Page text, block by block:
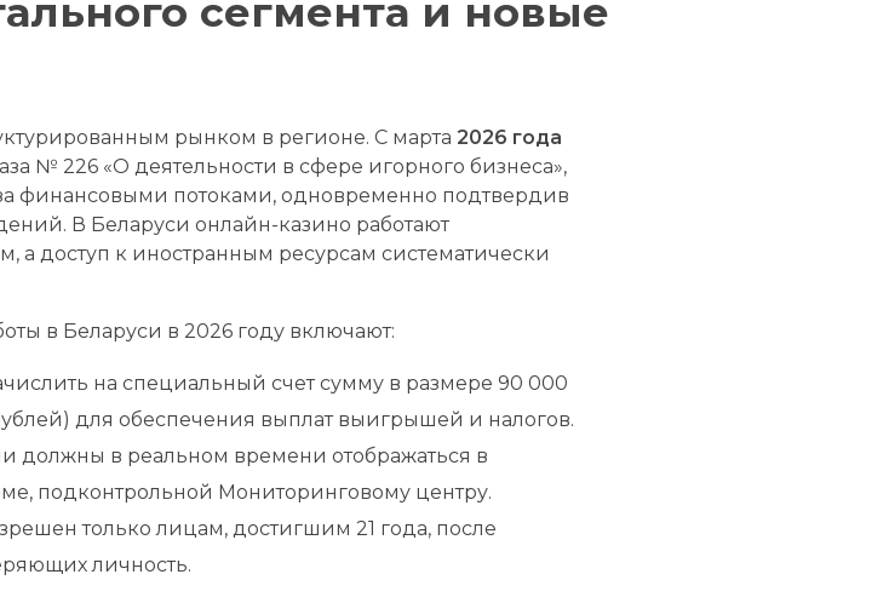
сегмента и новые
рынком в регионе. С марта2026 года
№ 226 «О деятельности в сфере игорного бизнеса»,
финансовыми потоками, одновременно подтвердив
В Беларуси онлайн-казино работают
доступ к иностранным ресурсам систематически
в Беларуси в 2026 году включают:
на специальный счет сумму в размере 90 000
для обеспечения выплат выигрышей и налогов.
должны в реальном времени отображаться в
подконтрольной Мониторинговому центру.
только лицам, достигшим 21 года, после
личность.